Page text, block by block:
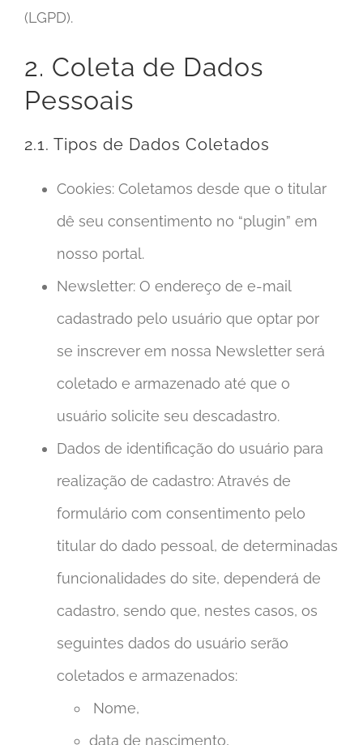
(LGPD).
2. Coleta de Dados
Pessoais
2.1. Tipos de Dados Coletados
Cookies: Coletamos desde que o titular
dê seu consentimento no “plugin” em
nosso portal.
Newsletter: O endereço de e-mail
cadastrado pelo usuário que optar por
se inscrever em nossa Newsletter será
coletado e armazenado até que o
usuário solicite seu descadastro.
Dados de identificação do usuário para
realização de cadastro: Através de
formulário com consentimento pelo
titular do dado pessoal, de determinadas
funcionalidades do site, dependerá de
cadastro, sendo que, nestes casos, os
seguintes dados do usuário serão
coletados e armazenados:
Nome,
data de nascimento,